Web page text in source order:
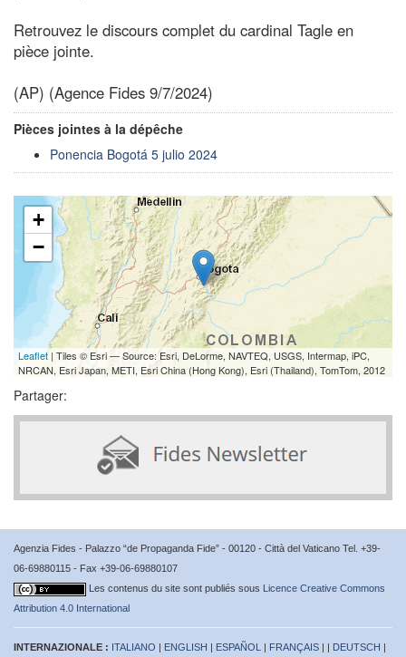
Retrouvez le discours complet du cardinal Tagle en
pièce jointe.
(AP) (Agence Fides 9/7/2024)
Pièces jointes à la dépêche
Ponencia Bogotá 5 julio 2024
+
−
Leaflet | Tiles © Esri — Source: Esri, DeLorme, NAVTEQ, USGS, Intermap, iPC,
NRCAN, Esri Japan, METI, Esri China (Hong Kong), Esri (Thailand), TomTom, 2012
Partager:
Agenzia Fides - Palazzo “de Propaganda Fide” - 00120 - Città del Vaticano Tel. +39-
06-69880115 - Fax +39-06-69880107
Les contenus du site sont publiés sous Licence Creative Commons
Attribution 4.0 International
INTERNAZIONALE : ITALIANO | ENGLISH | ESPAÑOL | FRANÇAIS | | DEUTSCH |